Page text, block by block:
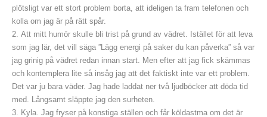
plötsligt var ett stort problem borta, att ideligen ta fram telefonen och
kolla om jag är på rätt spår.
Att mitt humör skulle bli trist på grund av vädret. Istället för att leva
som jag lär, det vill säga ”Lägg energi på saker du kan påverka” så var
jag grinig på vädret redan innan start. Men efter att jag fick skämmas
och kontemplera lite så insåg jag att det faktiskt inte var ett problem.
Det var ju bara väder. Jag hade laddat ner två ljudböcker att döda tid
med. Långsamt släppte jag den surheten.
Kyla. Jag fryser på konstiga ställen och får köldastma om det är